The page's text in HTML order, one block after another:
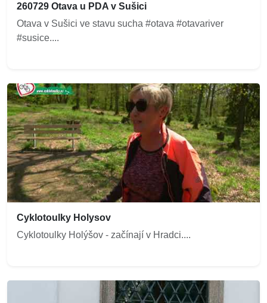
260729 Otava u PDA v Sušici
Otava v Sušici ve stavu sucha #otava #otavariver
#susice....
Cyklotoulky Holysov
Cyklotoulky Holýšov - začínají v Hradci....